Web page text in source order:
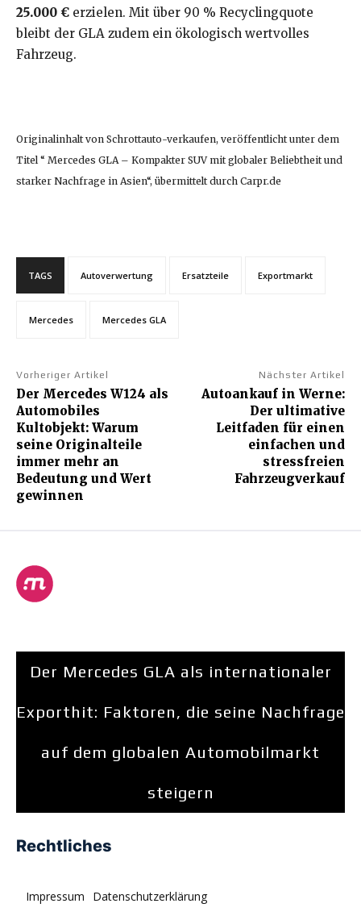
25.000 € erzielen. Mit über 90 % Recyclingquote
bleibt der GLA zudem ein ökologisch wertvolles
Fahrzeug.
Originalinhalt von Schrottauto-verkaufen, veröffentlicht unter dem
Titel “ Mercedes GLA – Kompakter SUV mit globaler Beliebtheit und
starker Nachfrage in Asien“, übermittelt durch Carpr.de
TAGS Autoverwertung Ersatzteile Exportmarkt
Mercedes Mercedes GLA
Vorheriger Artikel
Der Mercedes W124 als
Automobiles
Kultobjekt: Warum
seine Originalteile
immer mehr an
Bedeutung und Wert
gewinnen
Nächster Artikel
Autoankauf in Werne:
Der ultimative
Leitfaden für einen
einfachen und
stressfreien
Fahrzeugverkauf
Der Mercedes GLA als internationaler
Exporthit: Faktoren, die seine Nachfrage
auf dem globalen Automobilmarkt
steigern
Rechtliches
Impressum Datenschutzerklärung